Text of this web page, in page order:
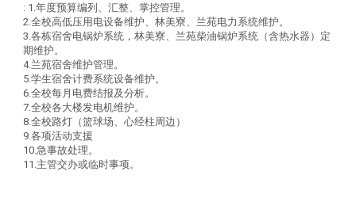
: 1.年度预算编列、汇整、掌控管理。
2.全校高低压用电设备维护、林美寮、兰苑电力系统维护。
3.各栋宿舍电锅炉系统，林美寮、兰苑柴油锅炉系统（含热水器）定
期维护。
4.兰苑宿舍维护管理。
5.学生宿舍计费系统设备维护。
6.全校每月电费结报及分析。
7.全校各大楼发电机维护。
8.全校路灯（篮球场、心经柱周边）
9.各项活动支援
10.急事故处理。
11.主管交办或临时事项。